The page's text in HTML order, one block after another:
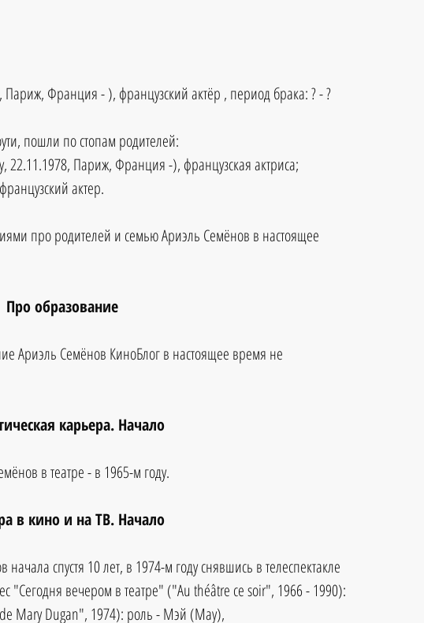
Париж, Франция - ), французский актёр , период брака: ? - ?
пошли по стопам родителей:
Париж, Франция -), французская актриса;
актер.
про родителей и семью Ариэль Семёнов в настоящее
Про образование
Ариэль Семёнов КиноБлог в настоящее время не
карьера. Начало
в театре - в 1965-м году.
в кино и на ТВ. Начало
спустя 10 лет, в 1974-м году снявшись в телеспектакле
"Сегодня вечером в театре" ("Au théâtre ce soir", 1966 - 1990):
Mary Dugan", 1974): роль - Мэй (May),